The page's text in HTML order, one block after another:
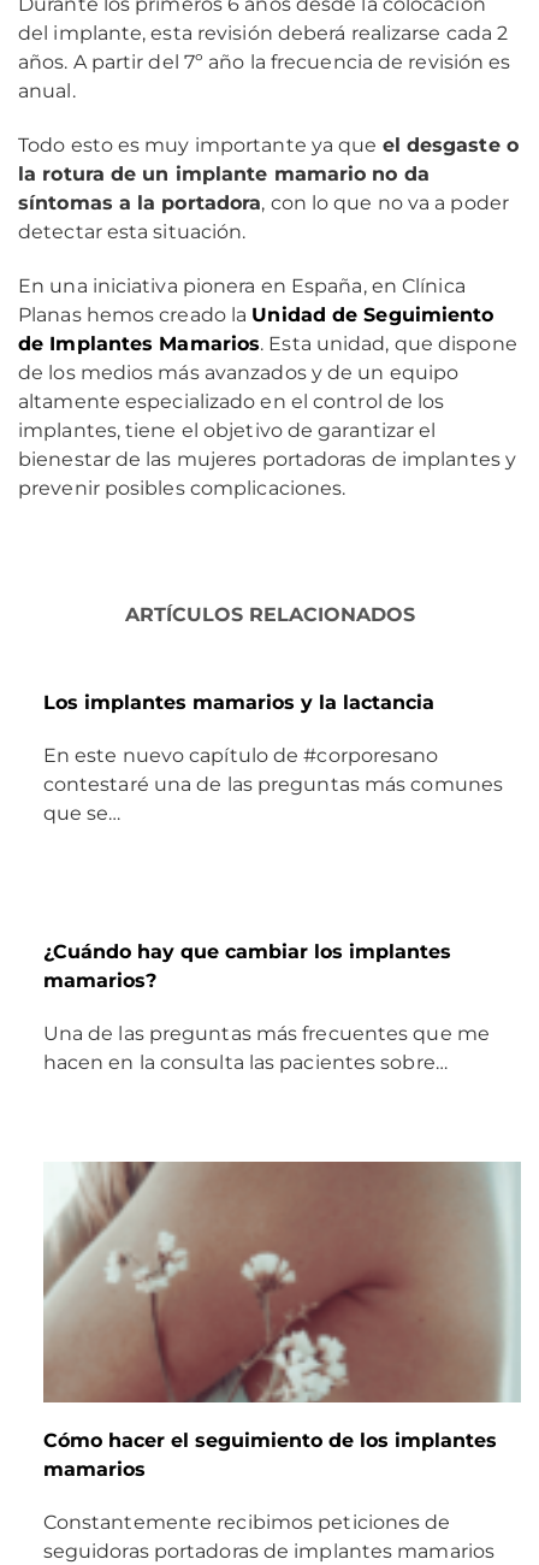
del implante, esta revisión deberá realizarse cada 2
años. A partir del 7º año la frecuencia de revisión es
anual.
Todo esto es muy importante ya que el desgaste o
la rotura de un implante mamario no da
síntomas a la portadora, con lo que no va a poder
detectar esta situación.
En una iniciativa pionera en España, en Clínica
Planas hemos creado la Unidad de Seguimiento
de Implantes Mamarios. Esta unidad, que dispone
de los medios más avanzados y de un equipo
altamente especializado en el control de los
implantes, tiene el objetivo de garantizar el
bienestar de las mujeres portadoras de implantes y
prevenir posibles complicaciones.
ARTÍCULOS RELACIONADOS
Los implantes mamarios y la lactancia
En este nuevo capítulo de #corporesano
contestaré una de las preguntas más comunes
que se…
¿Cuándo hay que cambiar los implantes
mamarios?
Una de las preguntas más frecuentes que me
hacen en la consulta las pacientes sobre…
Cómo hacer el seguimiento de los implantes
mamarios
Constantemente recibimos peticiones de
seguidoras portadoras de implantes mamarios